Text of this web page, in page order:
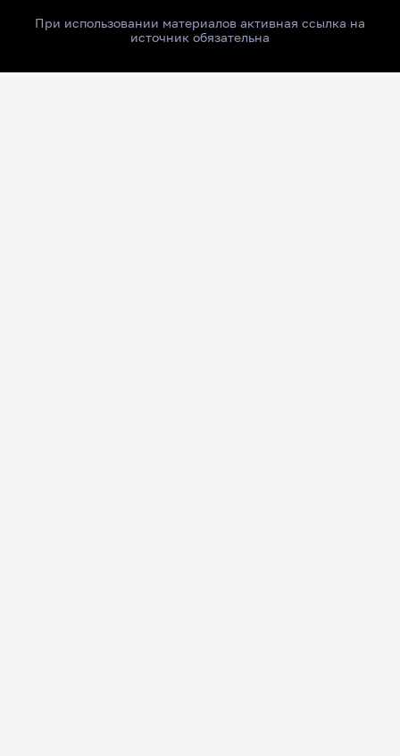
При использовании материалов активная ссылка на
источник обязательна